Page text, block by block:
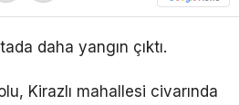
daha yangın çıktı.
Kirazlı mahallesi civarında